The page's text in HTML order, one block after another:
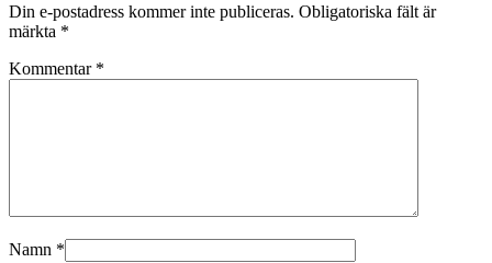
Din e-postadress kommer inte publiceras. Obligatoriska fält är
märkta *
Kommentar *
Namn *